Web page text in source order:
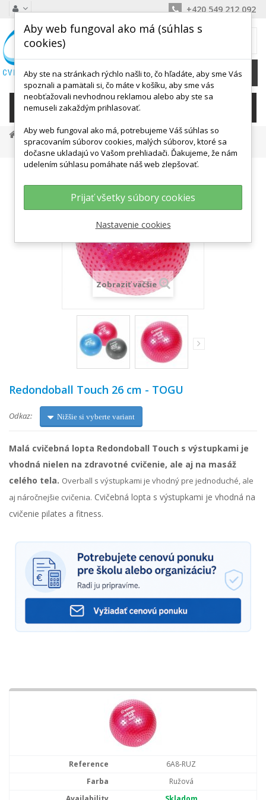
+420 549 212 092
KATEGÓRIE
Gymnastické Lopty
Malé Lopty, Overbally
Redondoball Touch 26 Cm - TOGU
Zobraziť väčšie
Redondoball Touch 26 cm - TOGU
Odkaz: Nižšie si vyberte variant
Malá cvičebná lopta Redondoball Touch s výstupkami je
vhodná nielen na zdravotné cvičenie, ale aj na masáž
celého tela. Overball s výstupkami je vhodný pre jednoduché, ale
aj náročnejšie cvičenia. Cvičebná lopta s výstupkami je vhodná na
cvičenie pilates a fitness.
6A8-RUZ
Ružová
Aby web fungoval ako má (súhlas s
cookies)
Aby ste na stránkach rýchlo našli to, čo hľadáte, aby sme Vás
spoznali a pamätali si, čo máte v košíku, aby sme vás
neobťažovali nevhodnou reklamou alebo aby ste sa
nemuseli zakaždým prihlasovať.
Aby web fungoval ako má, potrebujeme Váš súhlas so
spracovaním súborov cookies, malých súborov, ktoré sa
dočasne ukladajú vo Vašom prehliadači. Ďakujeme, že nám
udelením súhlasu pomáhate náš web zlepšovať.
Prijať všetky súbory cookies
Nastavenie cookies